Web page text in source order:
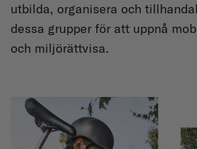
utbilda, organisera och
dessa grupper för att uppnå
och miljörättvisa.